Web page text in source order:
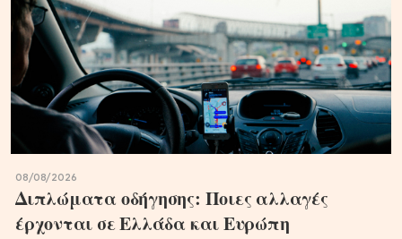
08/08/2026
Διπλώματα οδήγησης: Ποιες αλλαγές
έρχονται σε Ελλάδα και Ευρώπη